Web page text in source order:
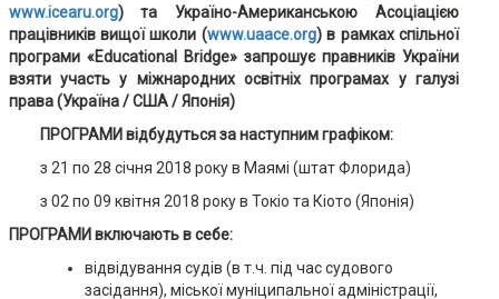
www.icearu.org) та Україно-Американською Асоціацією
працівників вищої школи (www.uaace.org) в рамках спільної
програми «Educational Bridge» запрошує правників України
взяти участь у міжнародних освітніх програмах у галузі
права (Україна / США / Японія)
ПРОГРАМИ відбудуться за наступним графіком:
з 21 по 28 січня 2018 року в Маямі (штат Флорида)
з 02 по 09 квітня 2018 року в Токіо та Кіото (Японія)
ПРОГРАМИ включають в себе:
відвідування судів (в т.ч. під час судового
засідання), міської муніципальної адміністрації,